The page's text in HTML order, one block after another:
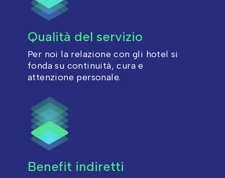
Qualità del servizio
Per noi la relazione con gli hotel si
fonda su continuità, cura e
attenzione personale.
Benefit indiretti